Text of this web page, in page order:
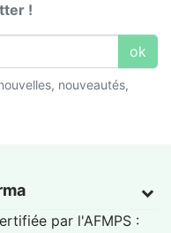
!
ok
nouveautés,
par l'AFMPS :